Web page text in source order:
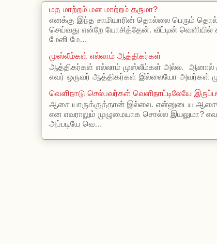
மத மாற்றம் மன மாற்றம் தருமா?
எனக்கு இந்த சாமியாரின் தொல்லை பெரும்
செய்வது என்றே யோசித்தேன். வீட்டின்
மேனி மே...
முஸ்லீம்கள் எல்லாம் ஆத்திகர்கள்
ஆத்திகர்கள் எல்லாம் முஸ்லீம்கள் அல்ல. ஆனால்
எவர் ஒருவர் ஆத்திகர்கள் இல்லையோ அவர்கள்
வெளிநாடு செல்பவர்கள் வெளிநாட்டிலேயே
ஆசை யாருக்குத்தான் இல்லை. என்னுடைய
என எவராலும் முழுமையாக சொல்ல இயலுமா?
அப்படியே வெ...